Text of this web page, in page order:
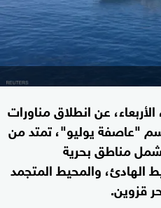
عن انطلاق مناورات
"عاصفة يوليو"، تمتد من
وتشمل مناطق بحرية
الهادئ، والمحيط المتجمد
قزوين.